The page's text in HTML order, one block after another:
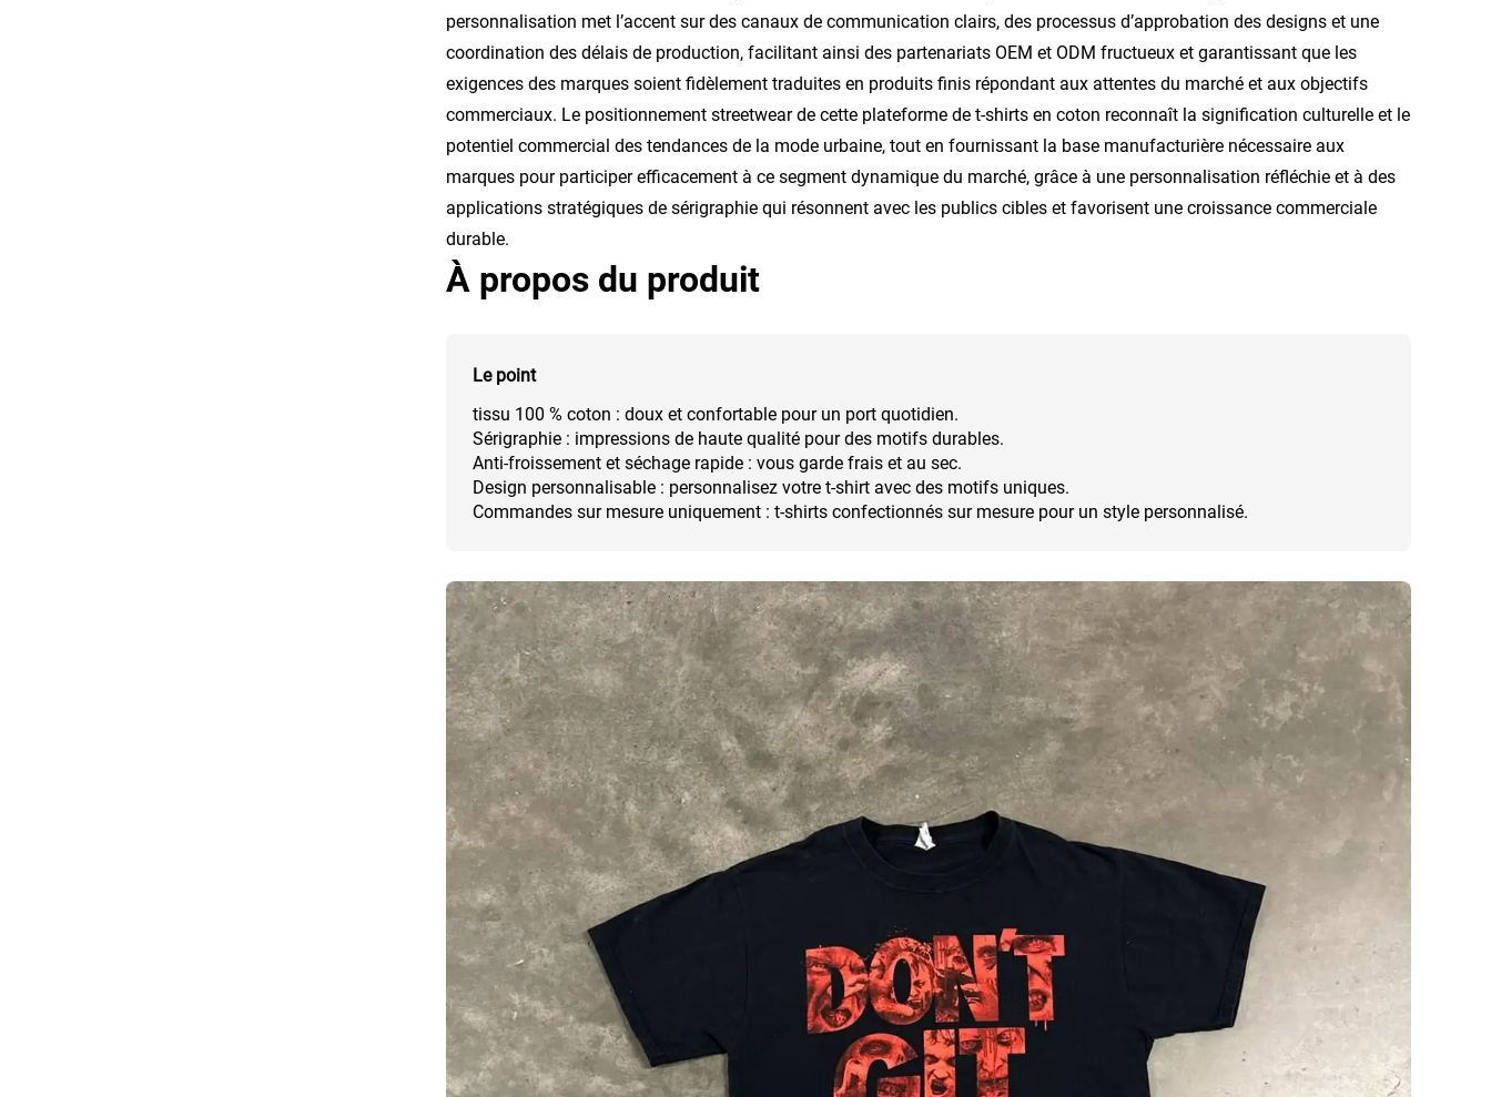
personnalisation met l’accent sur des canaux de communication clairs, des processus d’approbation des designs et une
coordination des délais de production, facilitant ainsi des partenariats OEM et ODM fructueux et garantissant que les
exigences des marques soient fidèlement traduites en produits finis répondant aux attentes du marché et aux objectifs
commerciaux. Le positionnement streetwear de cette plateforme de t-shirts en coton reconnaît la signification culturelle et le
potentiel commercial des tendances de la mode urbaine, tout en fournissant la base manufacturière nécessaire aux
marques pour participer efficacement à ce segment dynamique du marché, grâce à une personnalisation réfléchie et à des
applications stratégiques de sérigraphie qui résonnent avec les publics cibles et favorisent une croissance commerciale
durable.
À propos du produit
Le point
tissu 100 % coton : doux et confortable pour un port quotidien.
Sérigraphie : impressions de haute qualité pour des motifs durables.
Anti-froissement et séchage rapide : vous garde frais et au sec.
Design personnalisable : personnalisez votre t-shirt avec des motifs uniques.
Commandes sur mesure uniquement : t-shirts confectionnés sur mesure pour un style personnalisé.